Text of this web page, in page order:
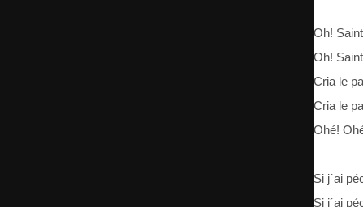
Oh!
Oh!
Cria le
Cria le
Ohé!
Si j´ai
Si j´ai